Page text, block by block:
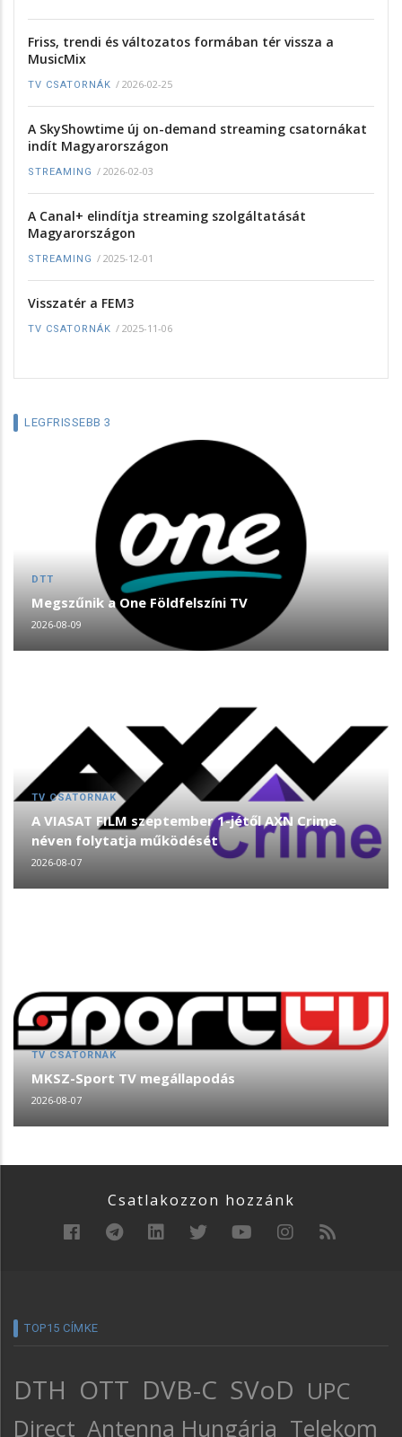
Friss, trendi és változatos formában tér vissza a
MusicMix
TV CSATORNÁK / 2026-02-25
A SkyShowtime új on-demand streaming csatornákat
indít Magyarországon
STREAMING / 2026-02-03
A Canal+ elindítja streaming szolgáltatását
Magyarországon
STREAMING / 2025-12-01
Visszatér a FEM3
TV CSATORNÁK / 2025-11-06
LEGFRISSEBB 3
DTT
Megszűnik a One Földfelszíni TV
2026-08-09
TV CSATORNÁK
A VIASAT FILM szeptember 1-jétől AXN Crime
néven folytatja működését
2026-08-07
TV CSATORNÁK
MKSZ-Sport TV megállapodás
2026-08-07
Csatlakozzon hozzánk
TOP15 CÍMKE
DTH OTT DVB-C SVoD UPC
Direct Antenna Hungária Telekom